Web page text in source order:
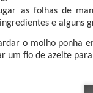
as folhas de
e alguns
o molho ponha
um fio de azeite